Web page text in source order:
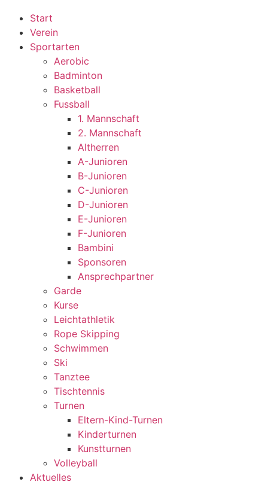
Start
Verein
Sportarten
Aerobic
Badminton
Basketball
Fussball
1. Mannschaft
2. Mannschaft
Altherren
A-Junioren
B-Junioren
C-Junioren
D-Junioren
E-Junioren
F-Junioren
Bambini
Sponsoren
Ansprechpartner
Garde
Kurse
Leichtathletik
Rope Skipping
Schwimmen
Ski
Tanztee
Tischtennis
Turnen
Eltern-Kind-Turnen
Kinderturnen
Kunstturnen
Volleyball
Aktuelles